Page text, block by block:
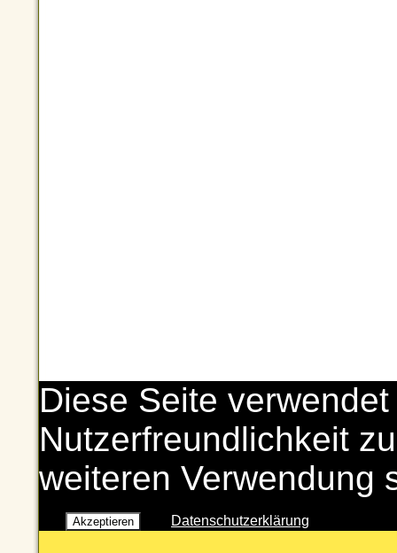
Diese Seite
Nutzerfreundlichkeit
weiteren Verwendung
Akzeptieren Datenschutzerklärung